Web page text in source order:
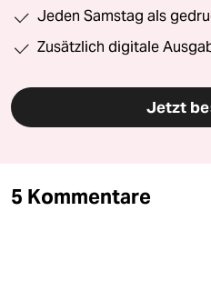
Jeden Samstag als
Zusätzlich digitale
Jetzt
5 Kommentare